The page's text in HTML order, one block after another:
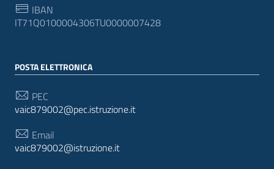
IBAN
IT71Q0100004306TU0000007428
POSTA ELETTRONICA
PEC
vaic879002@pec.istruzione.it
Email
vaic879002@istruzione.it